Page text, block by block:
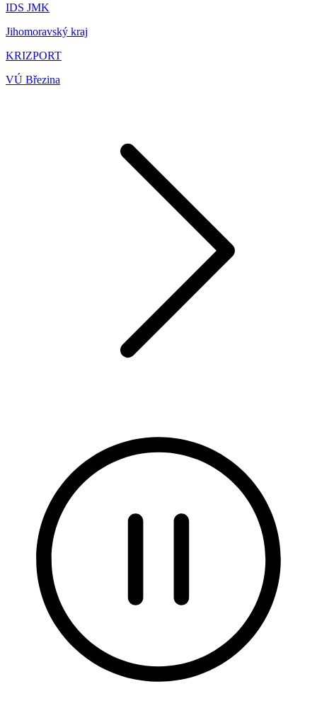
IDS JMK
Jihomoravský kraj
KRIZPORT
VÚ Březina